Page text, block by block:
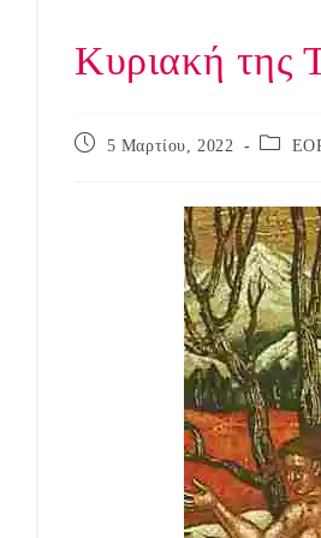
Κυριακή της
Post
5 Μαρτίου, 2022
Post